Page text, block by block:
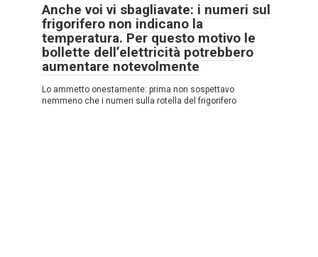
Anche voi vi sbagliavate: i numeri sul
frigorifero non indicano la
temperatura. Per questo motivo le
bollette dell’elettricità potrebbero
aumentare notevolmente
Lo ammetto onestamente: prima non sospettavo
nemmeno che i numeri sulla rotella del frigorifero